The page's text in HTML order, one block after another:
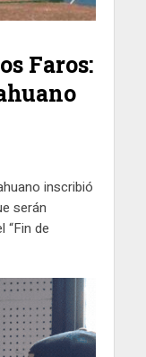
Faros:
inscribió
serán
“Fin de